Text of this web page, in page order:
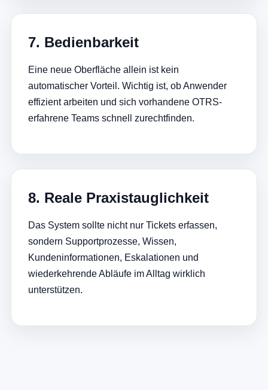
7. Bedienbarkeit
Eine neue Oberfläche allein ist kein
automatischer Vorteil. Wichtig ist, ob Anwender
effizient arbeiten und sich vorhandene OTRS-
erfahrene Teams schnell zurechtfinden.
8. Reale Praxistauglichkeit
Das System sollte nicht nur Tickets erfassen,
sondern Supportprozesse, Wissen,
Kundeninformationen, Eskalationen und
wiederkehrende Abläufe im Alltag wirklich
unterstützen.